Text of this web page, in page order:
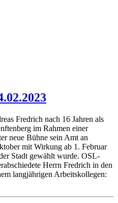
Fredrich nach 16 Jahren als
im Rahmen einer
neue Bühne sein Amt an
mit Wirkung ab 1. Februar
Stadt gewählt wurde. OSL-
Herrn Fredrich in den
langjährigen Arbeitskollegen: